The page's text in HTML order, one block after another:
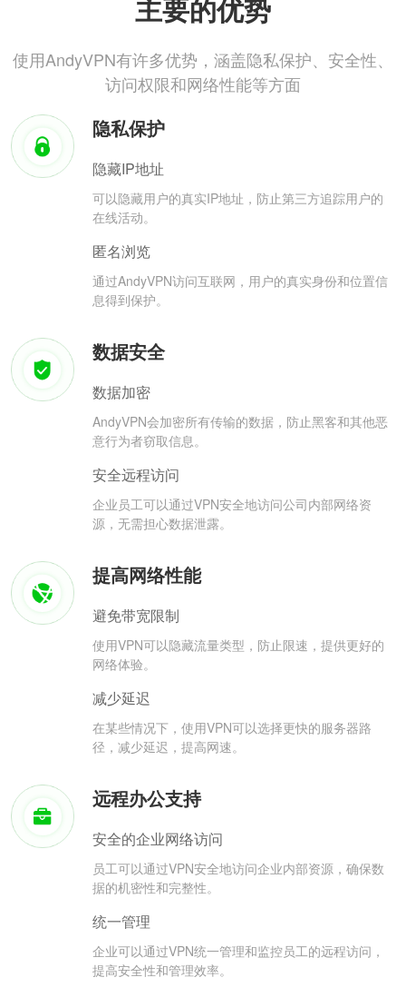
主要的优势
使用AndyVPN有许多优势，涵盖隐私保护、安全性、
访问权限和网络性能等方面
隐私保护
隐藏IP地址
可以隐藏用户的真实IP地址，防止第三方追踪用户的
在线活动。
匿名浏览
通过AndyVPN访问互联网，用户的真实身份和位置信
息得到保护。
数据安全
数据加密
AndyVPN会加密所有传输的数据，防止黑客和其他恶
意行为者窃取信息。
安全远程访问
企业员工可以通过VPN安全地访问公司内部网络资
源，无需担心数据泄露。
提高网络性能
避免带宽限制
使用VPN可以隐藏流量类型，防止限速，提供更好的
网络体验。
减少延迟
在某些情况下，使用VPN可以选择更快的服务器路
径，减少延迟，提高网速。
远程办公支持
安全的企业网络访问
员工可以通过VPN安全地访问企业内部资源，确保数
据的机密性和完整性。
统一管理
企业可以通过VPN统一管理和监控员工的远程访问，
提高安全性和管理效率。